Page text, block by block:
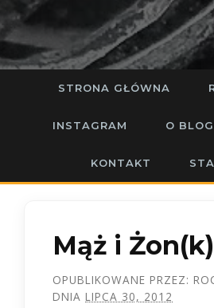
STRONA GŁÓWNA
INSTAGRAM O
KONTAKT
Mąż i
OPUBLIKOWANE PRZEZ:
DNIA LIPCA 30, 2012